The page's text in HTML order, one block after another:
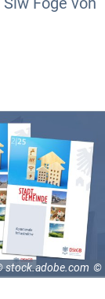
stock.adobe.com